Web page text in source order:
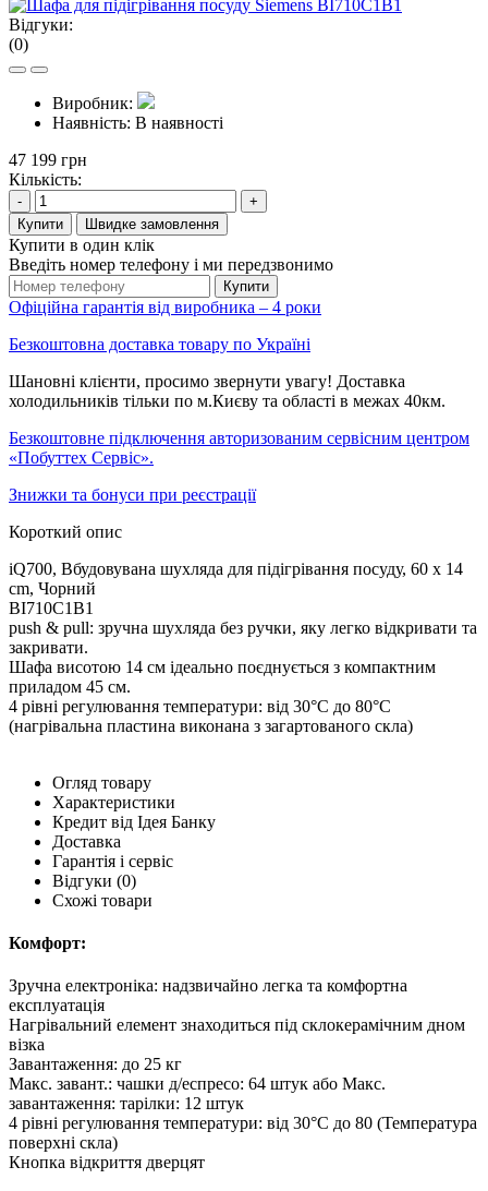
Відгуки:
(0)
Виробник:
Наявність: В наявності
47 199 грн
Кількість:
-
+
Купити
Швидке замовлення
Купити в один клік
Введіть номер телефону і ми передзвонимо
Купити
Офіційна гарантія від виробника – 4 роки
Безкоштовна доставка товару по Україні
Шановні клієнти, просимо звернути увагу! Доставка
холодильників тільки по м.Києву та області в межах 40км.
Безкоштовне підключення авторизованим сервісним центром
«Побуттех Сервіс».
Знижки та бонуси при реєстрації
Короткий опис
iQ700, Вбудовувана шухляда для підігрівання посуду, 60 x 14
cm, Чорний
BI710C1B1
push & pull: зручна шухляда без ручки, яку легко відкривати та
закривати.
Шафа висотою 14 см ідеально поєднується з компактним
приладом 45 см.
4 рівні регулювання температури: від 30°C до 80°C
(нагрівальна пластина виконана з загартованого скла)
Огляд товару
Характеристики
Кредит від Ідея Банку
Доставка
Гарантія і сервіс
Відгуки (0)
Схожі товари
Комфорт:
Зручна електроніка: надзвичайно легка та комфортна
експлуатація
Нагрівальний елемент знаходиться під склокерамічним дном
візка
Завантаження: до 25 кг
Макс. завант.: чашки д/еспресо: 64 штук або Макс.
завантаження: тарілки: 12 штук
4 рівні регулювання температури: від 30°C до 80 (Температура
поверхні скла)
Кнопка відкриття дверцят